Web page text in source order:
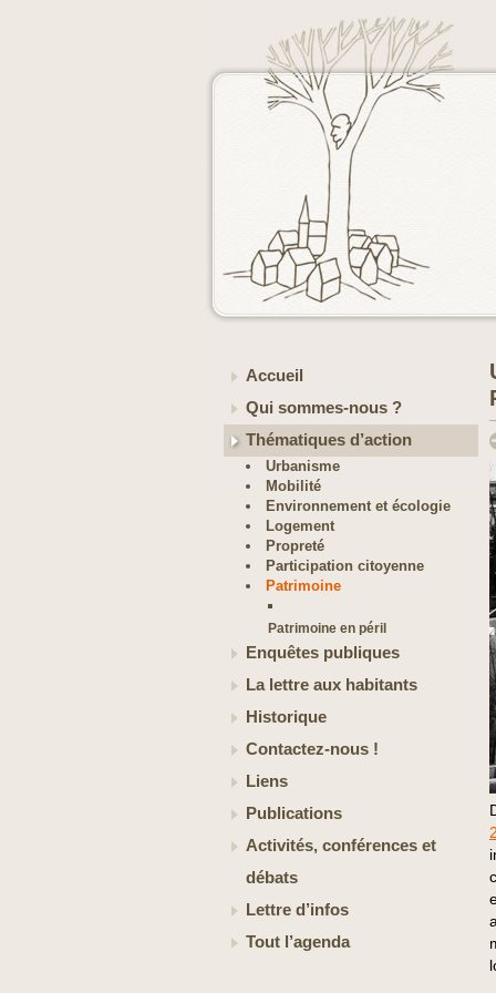
Accueil
Qui sommes-nous ?
Thématiques d’action
Urbanisme
Mobilité
Environnement et écologie
Logement
Propreté
Participation citoyenne
Patrimoine
Patrimoine en péril
Enquêtes publiques
La lettre aux habitants
Historique
Contactez-nous !
Liens
Publications
Activités, conférences et
débats
Lettre d’infos
Tout l’agenda